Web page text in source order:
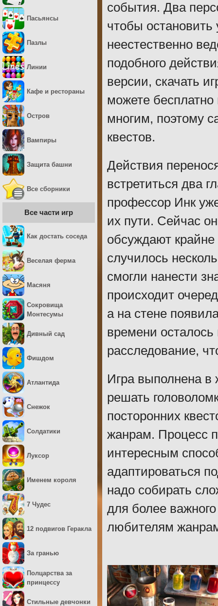
события. Два
чтобы
неестественно
подобного
версии, скачать
можете бесплатно
многим, поэтому
квестов.
Действия
встретиться два
профессор Инк
их пути. Сейчас
обсуждают
случилось
смогли нанести
происходит
а на стене
времени осталось
расследование,
Игра выполнена в
решать
посторонних
жанрам. Процесс
интересным
адаптироваться
надо собирать
для более
любителям
Пасьянсы
Пазлы
Линии
Кафе и рестораны
Остров
Вампиры
Защита башни
Все сборники
Все части игр
Как достать соседа
Веселая ферма
Масяня
Сокровища
Монтесумы
Дивный сад
Фишдом
Атлантида
Снежок
Солдатики
Луксор
Именем короля
7 Чудес
12 подвигов Геракла
За гранью
Полцарства за
принцессу
Стильные девчонки